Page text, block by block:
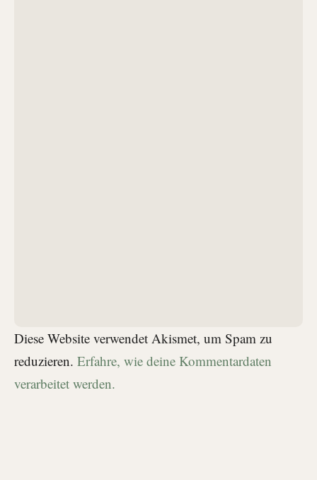
Diese Website verwendet Akismet, um Spam zu
reduzieren. Erfahre, wie deine Kommentardaten
verarbeitet werden.